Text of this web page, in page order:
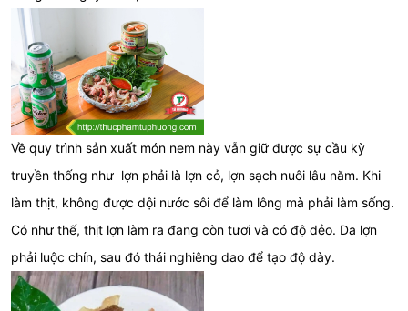
Về quy trình sản xuất món nem này vẫn giữ được sự cầu kỳ
truyền thống như lợn phải là lợn cỏ, lợn sạch nuôi lâu năm. Khi
làm thịt, không được dội nước sôi để làm lông mà phải làm sống.
Có như thế, thịt lợn làm ra đang còn tươi và có độ dẻo. Da lợn
phải luộc chín, sau đó thái nghiêng dao để tạo độ dày.